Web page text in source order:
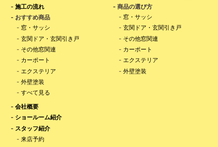
- 施工の流れ
- おすすめ商品
- 窓・サッシ
- 玄関ドア・玄関引き戸
- その他窓関連
- カーポート
- エクステリア
- 外壁塗装
- すべて見る
- 商品の選び方
- 窓・サッシ
-玄関ドア・玄関引き戸
- その他窓関連
- カーポート
-エクステリア
-外壁塗装
- 会社概要
- ショールーム紹介
- スタッフ紹介
- 来店予約